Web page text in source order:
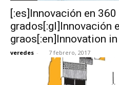
[:es]Innovación en 360
grados[:gl]Innovación
graos[:en]Innovation
veredes - 7 febrero, 2017